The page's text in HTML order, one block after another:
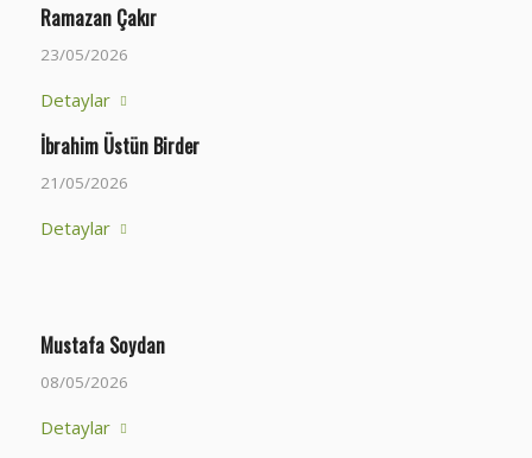
Ramazan Çakır
23/05/2026
Detaylar
İbrahim Üstün Birder
21/05/2026
Detaylar
Mustafa Soydan
08/05/2026
Detaylar